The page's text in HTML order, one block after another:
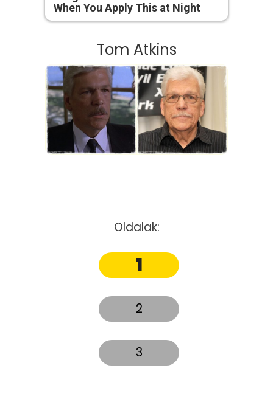
When You Apply This at Night
Tom Atkins
Oldalak:
1
2
3